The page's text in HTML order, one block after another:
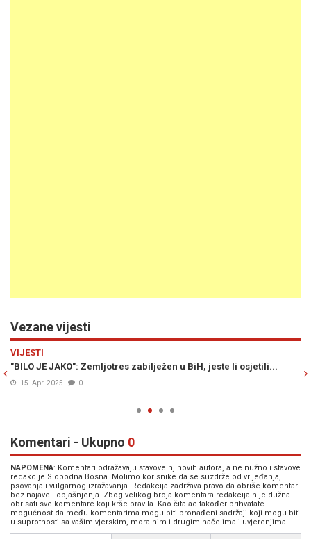
Vezane vijesti
VIJESTI
"BILO JE JAKO": Zemljotres zabilježen u BiH, jeste li osjetili...
15. Apr. 2025 0
Komentari - Ukupno 0
NAPOMENA: Komentari odražavaju stavove njihovih autora, a ne nužno i stavove
redakcije Slobodna Bosna. Molimo korisnike da se suzdrže od vrijeđanja,
psovanja i vulgarnog izražavanja. Redakcija zadržava pravo da obriše komentar
bez najave i objašnjenja. Zbog velikog broja komentara redakcija nije dužna
obrisati sve komentare koji krše pravila. Kao čitalac također prihvatate
mogućnost da među komentarima mogu biti pronađeni sadržaji koji mogu biti
u suprotnosti sa vašim vjerskim, moralnim i drugim načelima i uvjerenjima.